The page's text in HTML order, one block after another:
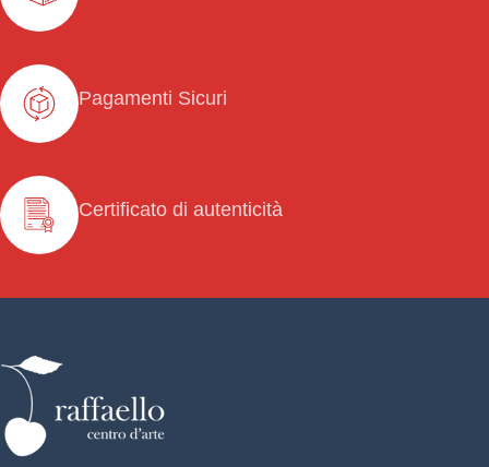
Pagamenti Sicuri
Certificato di autenticità